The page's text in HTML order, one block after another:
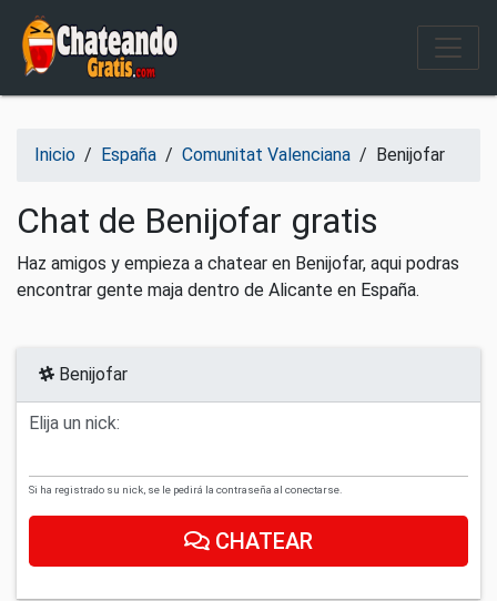
Salir del contenido
Inicio / España / Comunitat Valenciana / Benijofar
Chat de Benijofar gratis
Haz amigos y empieza a chatear en Benijofar, aqui podras
encontrar gente maja dentro de Alicante en España.
Benijofar
Elija un nick:
Si ha registrado su nick, se le pedirá la contraseña al conectarse.
CHATEAR